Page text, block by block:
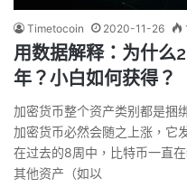
Timetocoin 2020-11-26
用数据解释：为什么
年？小白如何获得？
加密货币整个资产类别都是捆
加密货币必然会随之上涨，它
在过去的8周中，比特币一直
其他资产（如以